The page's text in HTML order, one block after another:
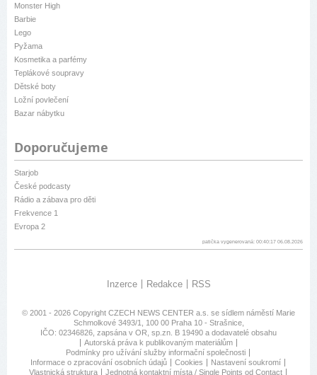
Monster High
Barbie
Lego
Pyžama
Kosmetika a parfémy
Teplákové soupravy
Dětské boty
Ložní povlečení
Bazar nábytku
Doporučujeme
Starjob
České podcasty
Rádio a zábava pro děti
Frekvence 1
Evropa 2
patička vygenerovaná: 00:40:17 06.08.2026
Inzerce Redakce RSS
© 2001 - 2026 Copyright CZECH NEWS CENTER a.s. se sídlem náměstí Marie
Schmolkové 3493/1, 100 00 Praha 10 - Strašnice,
IČO: 02346826, zapsána v OR, sp.zn. B 19490 a dodavatelé obsahu
Autorská práva k publikovaným materiálům
Podmínky pro užívání služby informační společnosti
Informace o zpracování osobních údajů
Cookies
Nastavení soukromí
Vlastnická struktura
Jednotná kontaktní místa / Single Points od Contact